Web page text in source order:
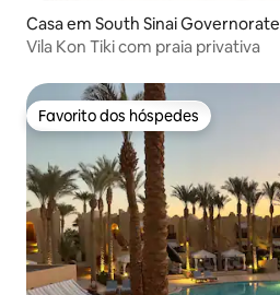
Casa em South Sinai Governorate
Vila Kon Tiki com praia privativa
Favorito dos hóspedes
Favorito dos hóspedes